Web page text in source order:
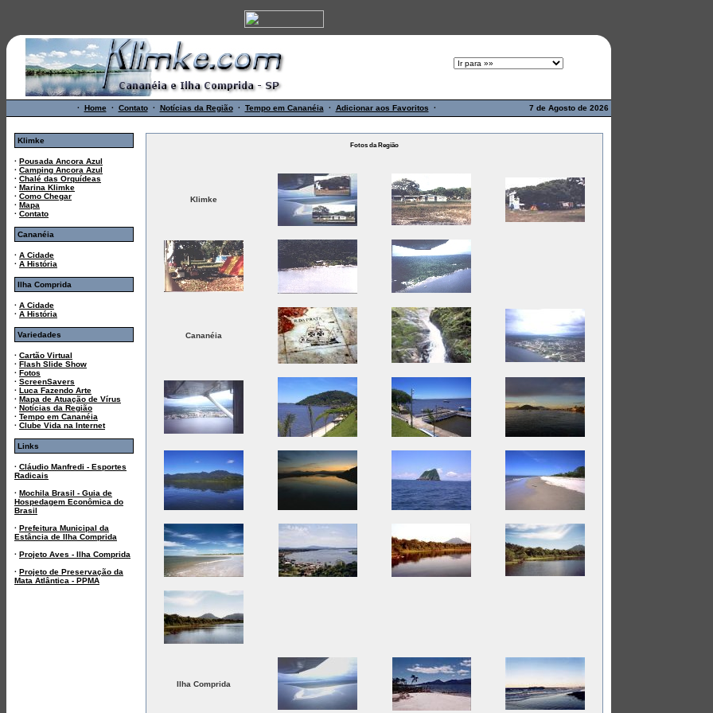
· Home· Contato· Notícias da Região· Tempo em Cananéia · Adicionar aos Favoritos · 7 de Agosto de 2026
Klimke
· Pousada Ancora Azul
· Camping Ancora Azul
· Chalé das Orquídeas
· Marina Klimke
· Como Chegar
· Mapa
· Contato
Cananéia
· A Cidade
· A História
Ilha Comprida
· A Cidade
· A História
Variedades
· Cartão Virtual
· Flash Slide Show
· Fotos
· ScreenSavers
· Luca Fazendo Arte
· Mapa de Atuação de Vírus
· Notícias da Região
· Tempo em Cananéia
· Clube Vida na Internet
Links
· Cláudio Manfredi - Esportes
Radicais
· Mochila Brasil - Guia de
Hospedagem Econômica do
Brasil
· Prefeitura Municipal da
Estância de Ilha Comprida
· Projeto Aves - Ilha Comprida
· Projeto de Preservação da
Mata Atlântica - PPMA
Fotos da Região
Klimke
Cananéia
Ilha Comprida